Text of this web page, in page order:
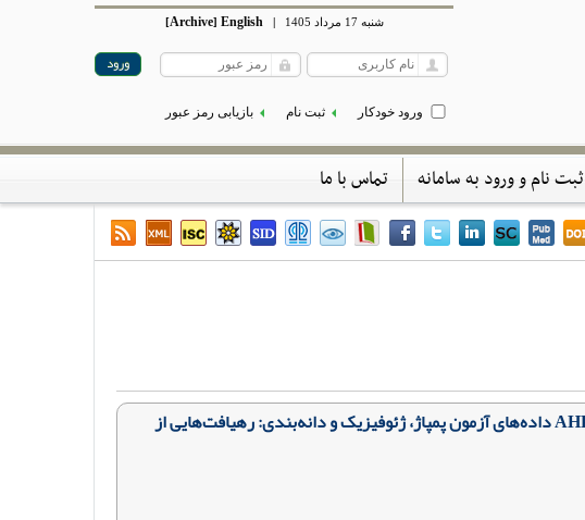
شنبه 17 مرداد 1405 |
English
[Archive]
ورود خودکار ثبت نام بازیابی رمز عبور
ثبت نام و ورود به سامانه تماس با ما
کاهش عدم‌قطعیت در برآورد پارامترهای هیدرودینامیکی آبخوان‌های آبرفتی ناهمگن با استفاده از تلفیق مبتنی بر AHP داده‌های آزمون پمپاژ، ژئوفیزیک و دانه‌بندی: رهیافت‌هایی از